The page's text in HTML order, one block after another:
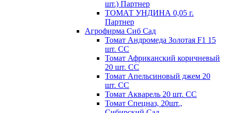
шт.) Партнер
ТОМАТ УНДИНА 0,05 г.
Партнер
Агрофирма Сиб Сад
Томат Андромеда Золотая F1 15
шт. СС
Томат Африканский коричневый
20 шт. СС
Томат Апельсиновый джем 20
шт. СС
Томат Акварель 20 шт. СС
Томат Спецназ, 20шт.,